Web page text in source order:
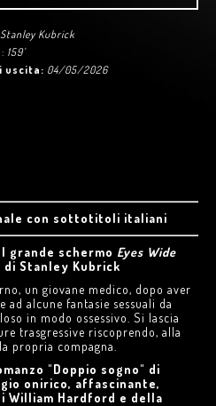
Stanley Kubrick
: 159'
uscita: 04/05/2026
con sottotitoli italiani
grande schermo Eyes Wide
Stanley Kubrick
un giovane medico, dopo aver
alcune fantasie sessuali da
in modo ossessivo. Si lascia
trasgressive riscoprendo, alla
propria compagna.
"Doppio sogno" di
onirico, affascinante,
William Hardford e della